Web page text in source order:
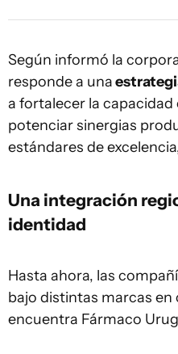
Según informó la
responde a una
a fortalecer la
potenciar sinergias
estándares de
Una integración
identidad
Hasta ahora, las
bajo distintas marcas en
encuentra Fármaco